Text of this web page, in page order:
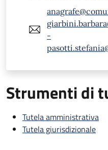
-
Strumenti di
Tutela amministrativa
Tutela giurisdizionale